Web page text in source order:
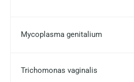
Mycoplasma genitalium
Trichomonas vaginalis
Псков